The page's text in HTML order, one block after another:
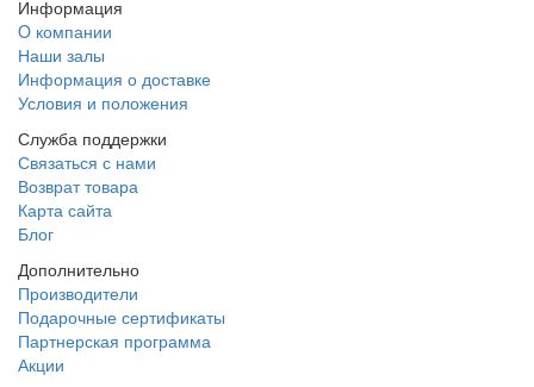
Информация
O компании
Наши залы
Информация о доставке
Условия и положения
Служба поддержки
Связаться с нами
Возврат товара
Карта сайта
Блог
Дополнительно
Производители
Подарочные сертификаты
Партнерская программа
Акции